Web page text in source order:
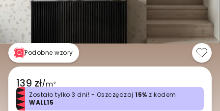
Podobne wzory
139 zł/m²
Zostało tylko 3 dni! - Oszczędzaj 15% z kodem
WALL15